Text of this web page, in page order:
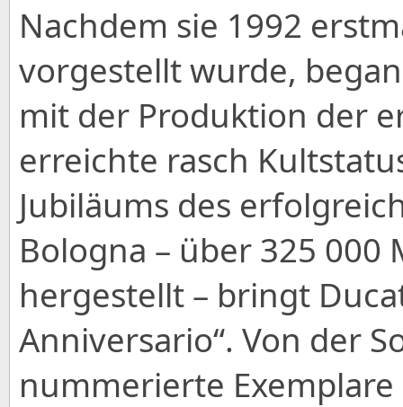
Nachdem sie 1992
vorgestellt wurde,
mit der Produktion der
erreichte rasch
Jubiläums des
Bologna – über 325
hergestellt – bringt
Anniversario“. Von der
nummerierte